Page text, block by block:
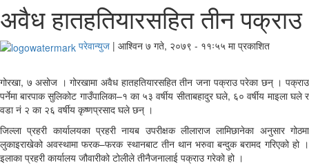
अवैध हातहतियारसहित तीन पक्राउ
परेवान्युज | आश्विन ७ गते, २०७९ - ११ः५५ मा प्रकाशित
गोरखा, ७ असोज । गोरखामा अवैध हातहतियारसहित तीन जना पक्राउ परेका छन् । पक्राउ
पर्नेमा बारपाक सुलिकोट गाउँपालिका–१ का ५३ वर्षीय सीताबहादुर घले, ६० वर्षीय माइला घले र
वडा नं २ का २६ वर्षीय कृष्णप्रसाद घले छन् ।
जिल्ला प्रहरी कार्यालयका प्रहरी नायब उपरीक्षक लीलाराज लामिछानेका अनुसार गोठमा
लुकाइराखेको अवस्थामा फरक–फरक स्थानबाट तीन थान भरुवा बन्दुक बरामद गरिएको हो ।
इलाका प्रहरी कार्यालय जौवारीको टोलीले तीनैजनालाई पक्राउ गरेको हो ।